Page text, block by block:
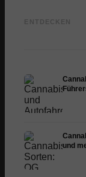
ENTDECKEN
Dopamin,
und was Studien
und